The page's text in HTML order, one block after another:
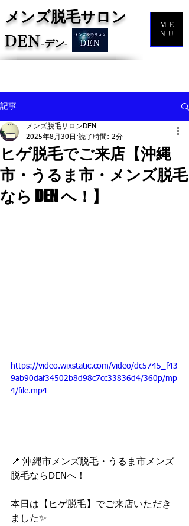
メンズ脱毛サロン
DEN‐デン‐
ME
NU
記事
ヒゲ脱毛でご来店【沖縄
市・うるま市・メンズ脱毛
なら DEN へ！】
メンズ脱毛サロンDEN
2025年8月30日 読了時間: 2分
https://video.wixstatic.com/video/dc5745_f43
9ab90daf34502b8d98c7cc33836d4/360p/mp
4/file.mp4
📍 沖縄市メンズ脱毛・うるま市メンズ
脱毛ならDENへ！
本日は【ヒゲ脱毛】でご来店いただき
ました✨